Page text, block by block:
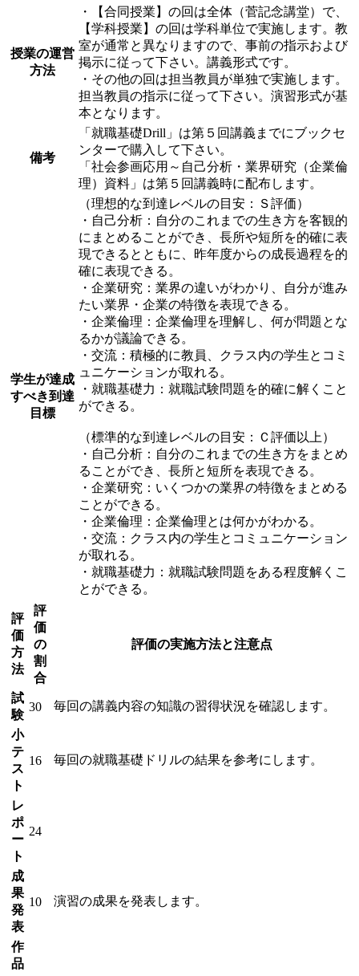
授業の運営
方法
・【合同授業】の回は全体（菅記念講堂）で、
【学科授業】の回は学科単位で実施します。教
室が通常と異なりますので、事前の指示および
掲示に従って下さい。講義形式です。
・その他の回は担当教員が単独で実施します。
担当教員の指示に従って下さい。演習形式が基
本となります。
備考
「就職基礎Drill」は第５回講義までにブックセ
ンターで購入して下さい。
「社会参画応用～自己分析・業界研究（企業倫
理）資料」は第５回講義時に配布します。
学生が達成
すべき到達
目標
（理想的な到達レベルの目安：Ｓ評価）
・自己分析：自分のこれまでの生き方を客観的
にまとめることができ、長所や短所を的確に表
現できるとともに、昨年度からの成長過程を的
確に表現できる。
・企業研究：業界の違いがわかり、自分が進み
たい業界・企業の特徴を表現できる。
・企業倫理：企業倫理を理解し、何が問題とな
るかが議論できる。
・交流：積極的に教員、クラス内の学生とコミ
ュニケーションが取れる。
・就職基礎力：就職試験問題を的確に解くこと
ができる。
（標準的な到達レベルの目安：Ｃ評価以上）
・自己分析：自分のこれまでの生き方をまとめ
ることができ、長所と短所を表現できる。
・企業研究：いくつかの業界の特徴をまとめる
ことができる。
・企業倫理：企業倫理とは何かがわかる。
・交流：クラス内の学生とコミュニケーション
が取れる。
・就職基礎力：就職試験問題をある程度解くこ
とができる。
評
価
方
法
評
価
の
割
合
評価の実施方法と注意点
試
験
30 毎回の講義内容の知識の習得状況を確認します。
小
テ
ス
ト
16 毎回の就職基礎ドリルの結果を参考にします。
レ
ポ
ー
ト
24
成
果
発
表
10 演習の成果を発表します。
作
品